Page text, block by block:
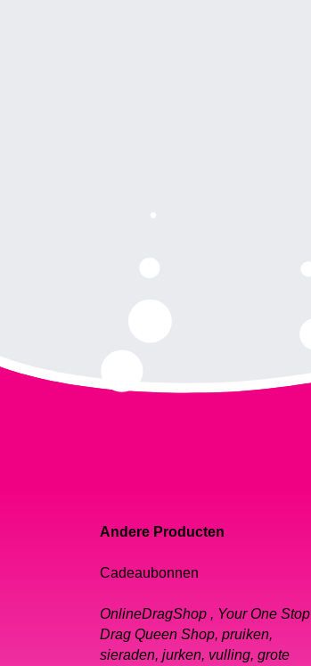
Andere Producten
Cadeaubonnen
OnlineDragShop , Your One Stop
Drag Queen Shop, pruiken,
sieraden, jurken, vulling, grote